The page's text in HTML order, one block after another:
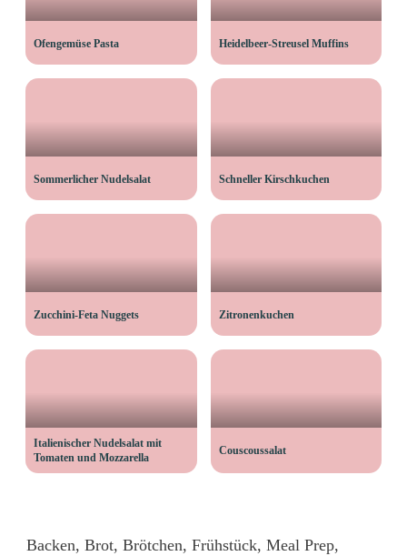
Ofengemüse Pasta Heidelbeer-Streusel Muffins
Sommerlicher Nudelsalat Schneller Kirschkuchen
Zucchini-Feta Nuggets Zitronenkuchen
Italienischer Nudelsalat mit
Tomaten und Mozzarella
Couscoussalat
Backen, Brot, Brötchen, Frühstück, Meal Prep,